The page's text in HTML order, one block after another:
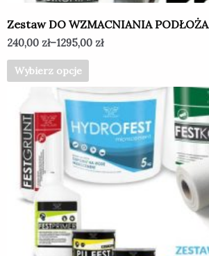
Zestaw DO WZMACNIANIA PODŁOŻA
240,00 zł–1295,00 zł
Wybierz opcje
produkt
wiele
wariantów.
Opcje
można
wybrać